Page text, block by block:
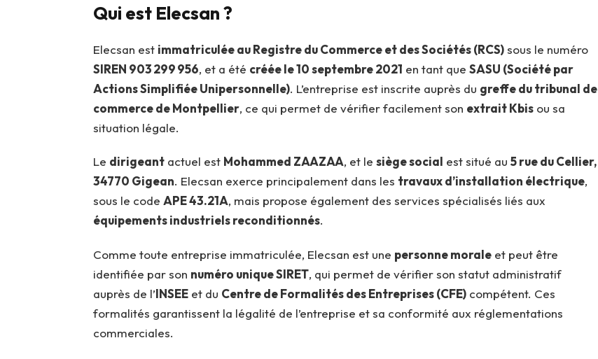
Qui est Elecsan ?
Elecsan est immatriculée au Registre du Commerce et des Sociétés (RCS)sous le numéro
SIREN 903 299 956, et a été créée le 10 septembre 2021 en tant que SASU (Société par
Actions Simplifiée Unipersonnelle). L’entreprise est inscrite auprès du greffe du tribunal de
commerce de Montpellier, ce qui permet de vérifier facilement son extrait Kbisou sa
situation légale.
Le dirigeantactuel est Mohammed ZAAZAA, et le siège social est situé au 5 rue du Cellier,
34770 Gigean. Elecsan exerce principalement dans les travaux d’installation électrique,
sous le code APE 43.21A, mais propose également des services spécialisés liés aux
équipements industriels reconditionnés.
Comme toute entreprise immatriculée, Elecsan est une personne moraleet peut être
identifiée par son numéro unique SIRET, qui permet de vérifier son statut administratif
auprès de l’INSEEet du Centre de Formalités des Entreprises (CFE)compétent. Ces
formalités garantissent la légalité de l’entreprise et sa conformité aux réglementations
commerciales.